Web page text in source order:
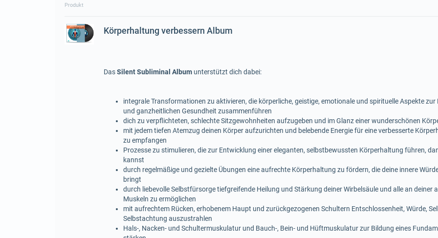
Produkt
Körperhaltung verbessern Album
DasSilent Subliminal Album unterstützt dich dabei:
integrale Transformationen zu aktivieren, die körperliche, geistige, emotionale und spirituelle Aspekte
und ganzheitlichen Gesundheit zusammenführen
dich zu verpflichteten, schlechte Sitzgewohnheiten aufzugeben und im Glanz einer wunderschönen
mit jedem tiefen Atemzug deinen Körper aufzurichten und belebende Energie für eine verbesserte
zu empfangen
Prozesse zu stimulieren, die zur Entwicklung einer eleganten, selbstbewussten Körperhaltung führen,
kannst
durch regelmäßige und gezielte Übungen eine aufrechte Körperhaltung zu fördern, die deine innere
bringt
durch liebevolle Selbstfürsorge tiefgreifende Heilung und Stärkung deiner Wirbelsäule und alle an
Muskeln zu ermöglichen
mit aufrechtem Rücken, erhobenem Haupt und zurückgezogenen Schultern Entschlossenheit, Würde,
Selbstachtung auszustrahlen
Hals-, Nacken- und Schultermuskulatur und Bauch-, Bein- und Hüftmuskulatur zur Bildung eines